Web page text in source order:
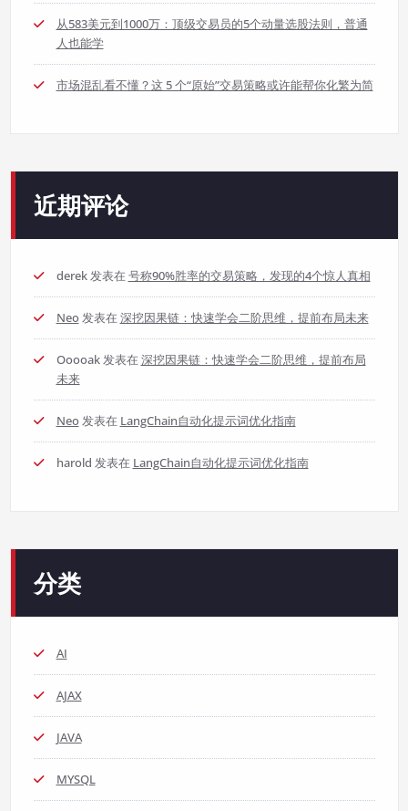
从583美元到1000万：顶级交易员的5个动量选股法则，普通
人也能学
市场混乱看不懂？这 5 个“原始”交易策略或许能帮你化繁为简
近期评论
derek发表在 号称90%胜率的交易策略，发现的4个惊人真相
Neo发表在 深挖因果链：快速学会二阶思维，提前布局未来
Ooooak发表在 深挖因果链：快速学会二阶思维，提前布局
未来
Neo发表在 LangChain自动化提示词优化指南
harold 发表在 LangChain自动化提示词优化指南
分类
AI
AJAX
JAVA
MYSQL